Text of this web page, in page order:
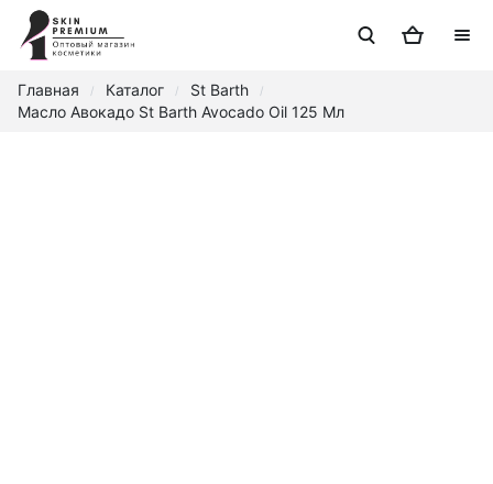
Главная / Каталог / St Barth /
Масло Авокадо St Barth Avocado Oil 125 Мл